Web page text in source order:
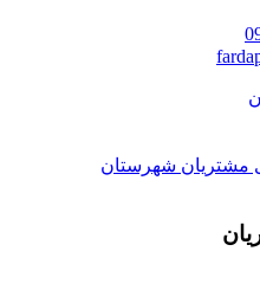
مشتریان شهرستان